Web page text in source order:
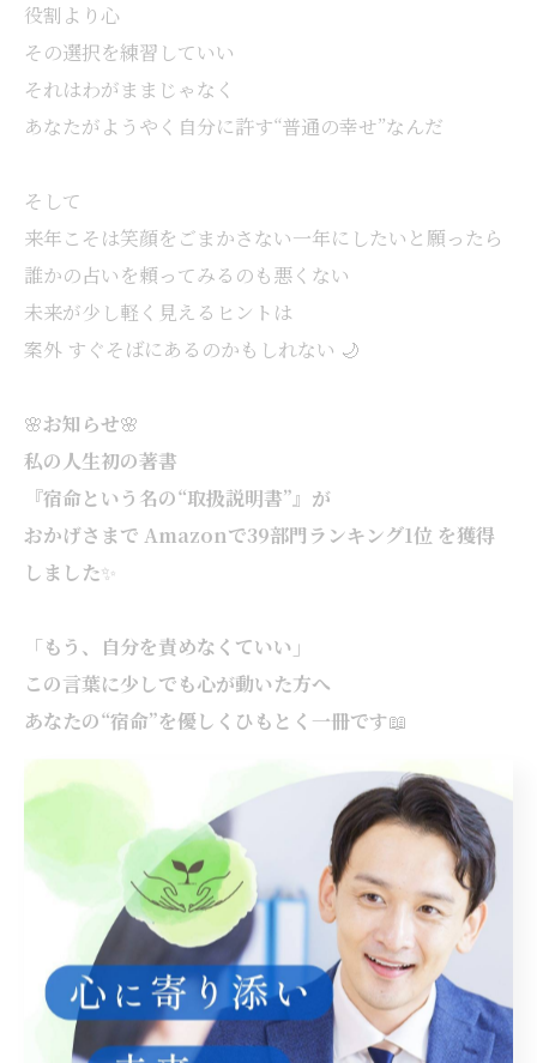
役割より心
その選択を練習していい
それはわがままじゃなく
あなたがようやく自分に許す“普通の幸せ”なんだ
そして
来年こそは笑顔をごまかさない一年にしたいと願ったら
誰かの占いを頼ってみるのも悪くない
未来が少し軽く見えるヒントは
案外 すぐそばにあるのかもしれない 🌙
🌸お知らせ🌸
私の人生初の著書
『宿命という名の“取扱説明書”』が
おかげさまで Amazonで39部門ランキング1位 を獲得
しました✨
「もう、自分を責めなくていい」
この言葉に少しでも心が動いた方へ
あなたの“宿命”を優しくひもとく一冊です📖
ぜひこちらからご覧ください
『宿命という名の“取扱説明書 』
--------------------------------------------------------------------
ライデザ
住所 : 岐阜県羽島市